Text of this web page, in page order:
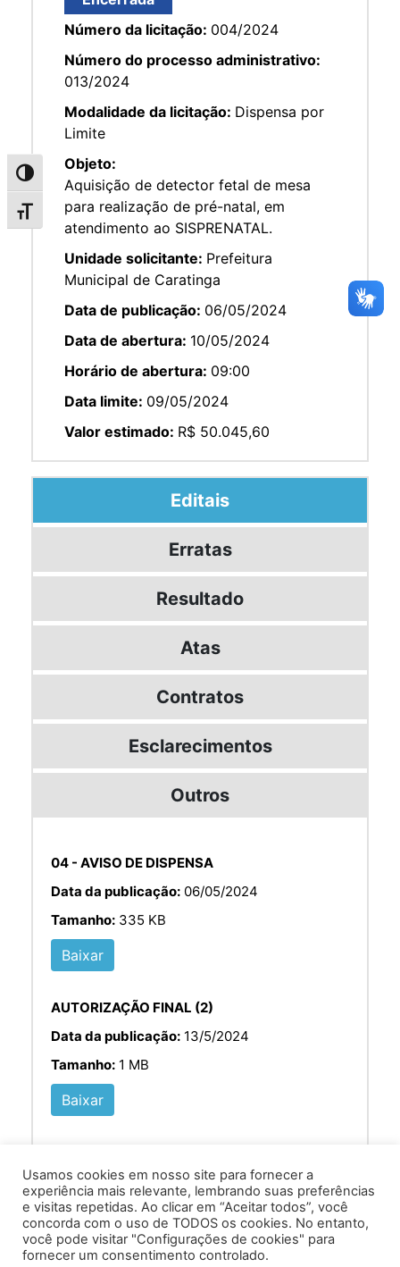
Alternar alto contraste
Alternar tamanho da fonte
Número da licitação: 004/2024
Número do processo administrativo:
013/2024
Modalidade da licitação: Dispensa por
Limite
Objeto:
Aquisição de detector fetal de mesa
para realização de pré-natal, em
atendimento ao SISPRENATAL.
Unidade solicitante: Prefeitura
Municipal de Caratinga
Data de publicação: 06/05/2024
Data de abertura: 10/05/2024
Horário de abertura: 09:00
Data limite: 09/05/2024
Valor estimado: R$ 50.045,60
Editais
Erratas
Resultado
Atas
Contratos
Esclarecimentos
Outros
04 - AVISO DE DISPENSA
Data da publicação: 06/05/2024
Tamanho: 335 KB
Baixar
AUTORIZAÇÃO FINAL (2)
Data da publicação: 13/5/2024
Tamanho: 1 MB
Baixar
Av. Prof. Armando Alves da Silva, nº 1950 - Zacarias,
Caratinga - MG - 35302-403 / Tel: (33) 3329 8000
Usamos cookies em nosso site para fornecer a
experiência mais relevante, lembrando suas preferências
e visitas repetidas. Ao clicar em “Aceitar todos”, você
concorda com o uso de TODOS os cookies. No entanto,
você pode visitar "Configurações de cookies" para
fornecer um consentimento controlado.